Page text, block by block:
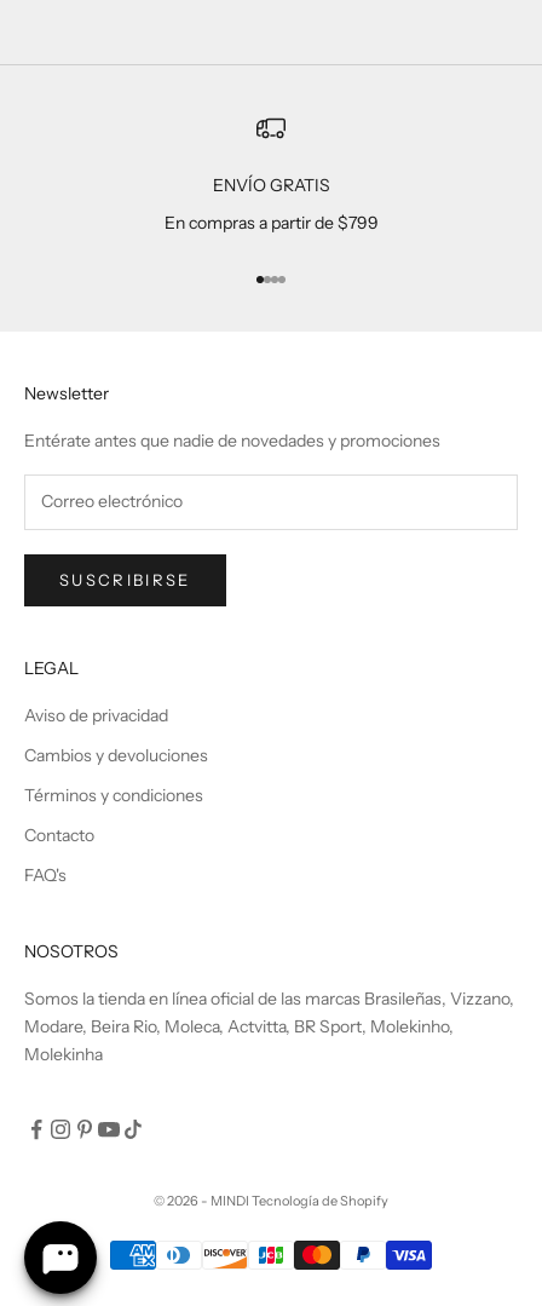
ENVÍO GRATIS
En compras a partir de $799
Ir al artículo 1
Ir al artículo 2
Ir al artículo 3
Ir al artículo 4
Newsletter
Entérate antes que nadie de novedades y promociones
SUSCRIBIRSE
LEGAL
Aviso de privacidad
Cambios y devoluciones
Términos y condiciones
Contacto
FAQ's
NOSOTROS
Somos la tienda en línea oficial de las marcas Brasileñas, Vizzano,
Modare, Beira Rio, Moleca, Actvitta, BR Sport, Molekinho,
Molekinha
© 2026 - MINDI Tecnología de Shopify